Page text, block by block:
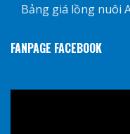
Bảng giá lồng nuôi
FANPAGE FACEBOOK